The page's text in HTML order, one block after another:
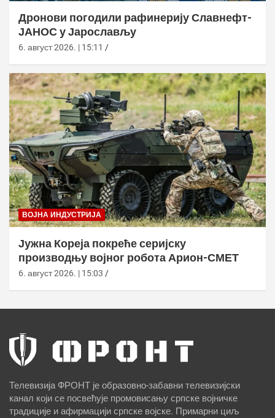
Дронови погодили рафинерију Славнефт-
ЈАНОС у Јарослављу
6. август 2026. | 15:11
ВОЈНА ИНДУСТРИЈА
Јужна Кореја покреће серијску
производњу војног робота Арион-СМЕТ
6. август 2026. | 15:03
Телевизија ФРОНТ је образовно-забавни телевизијски
канал који се посвећује промовисању српске војничке
традиције и афирмацији српске војске. Примарни циљ